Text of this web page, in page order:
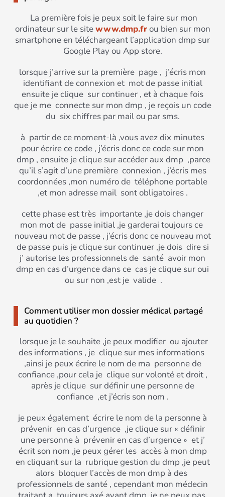
La première fois je peux soit le faire sur mon
ordinateur sur le sitewww.dmp.frou bien sur mon
smartphone en téléchargeant l’application dmp sur
Google Play ou App store.
lorsque j’arrive sur la première page , j’écris mon
identifiant de connexion et mot de passe initial
ensuite je clique sur continuer , et à chaque fois
que je me connecte sur mon dmp , je reçois un code
du six chiffres par mail ou par sms.
à partir de ce moment-là ,vous avez dix minutes
pour écrire ce code , j’écris donc ce code sur mon
dmp , ensuite je clique sur accéder aux dmp ,parce
qu’il s’agit d’une première connexion , j’écris mes
coordonnées ,mon numéro de téléphone portable
,et mon adresse mail sont obligatoires .
cette phase est très importante ,je dois changer
mon mot de passe initial ,je garderai toujours ce
nouveau mot de passe , j’écris donc ce nouveau mot
de passe puis je clique sur continuer ,je dois dire si
j’ autorise les professionnels de santé avoir mon
dmp en cas d’urgence dans ce cas je clique sur oui
ou sur non ,est je valide .
Comment utiliser mon dossier médical partagé
au quotidien ?
lorsque je le souhaite ,je peux modifier ou ajouter
des informations , je clique sur mes informations
,ainsi je peux écrire le nom de ma personne de
confiance ,pour cela je clique sur volonté et droit ,
après je clique sur définir une personne de
confiance ,et j’écris son nom .
je peux également écrire le nom de la personne à
prévenir en cas d’urgence ,je clique sur « définir
une personne à prévenir en cas d’urgence » et j’
écrit son nom ,je peux gérer les accès à mon dmp
en cliquant sur la rubrique gestion du dmp ,je peut
alors bloquer l’accès de mon dmp à des
professionnels de santé , cependant mon médecin